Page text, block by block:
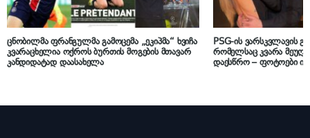
ცნობილმა ფრანგულმა გამოცემა „ეკიპმა“ ხვიჩა
კვარაცხელია ოქროს ბურთის მოგების მთავარ
კანდიდატად დაასახელა
PSG-ის ვარსკვლავის
რომელსაც კვარა
დაესწრო – ფოტოები